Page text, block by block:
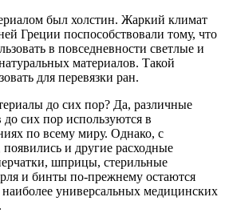
был холстин. Жаркий климат
Греции поспособствовали тому, что
в повседневности светлые и
материалов. Такой
для перевязки ран.
до сих пор? Да, различные
сих пор используются в
по всему миру. Однако, с
и другие расходные
шприцы, стерильные
и бинты по-прежнему остаются
универсальных медицинских